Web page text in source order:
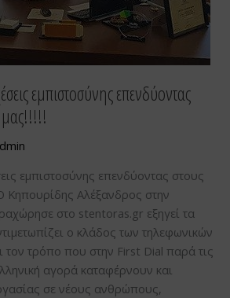
εμπιστοσύνης επενδύοντας
εμπιστοσύνης επενδύοντας στους
Κηπουρίδης Αλέξανδρος στην
στο stentoras.gr εξηγεί τα
ο κλάδος των τηλεφωνικών
τρόπο που στην First Dial παρά τις
αγορά καταφέρνουν και
σε νέους ανθρώπους,